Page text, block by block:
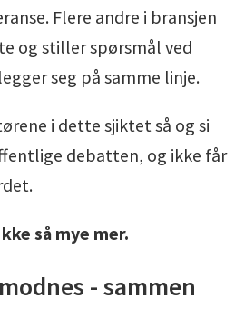
Flere andre i bransjen
og stiller spørsmål ved
seg på samme linje.
i dette sjiktet så og si
debatten, og ikke får
så mye mer.
- sammen